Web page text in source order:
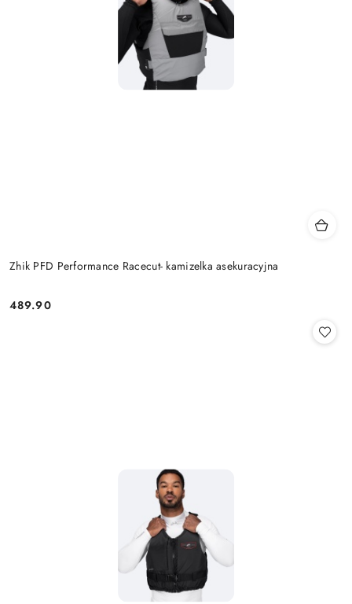
Zhik PFD Performance Racecut- kamizelka asekuracyjna
Cena:
489.90